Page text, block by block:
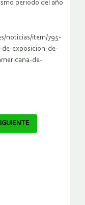
periodo del año
noticias/item/795-
exposicion-de-
de-